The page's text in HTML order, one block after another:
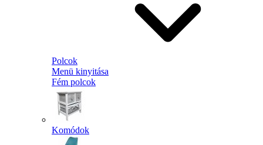
Polcok
Menü kinyitása
Fém polcok
Komódok